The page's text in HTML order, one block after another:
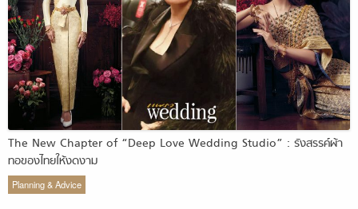
The New Chapter of “Deep Love Wedding Studio” : รังสรรค์ผ้า
ทอของไทยให้งดงาม
Planning & Advice